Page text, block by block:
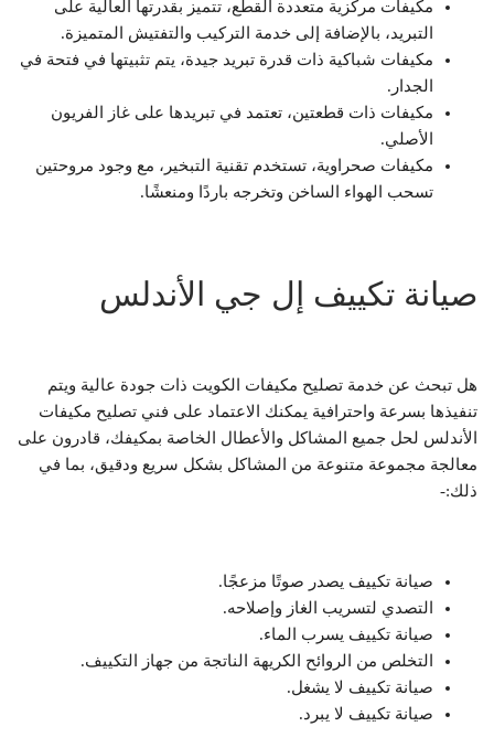
مكيفات مركزية متعددة القطع، تتميز بقدرتها العالية على
التبريد، بالإضافة إلى خدمة التركيب والتفتيش المتميزة.
مكيفات شباكية ذات قدرة تبريد جيدة، يتم تثبيتها في فتحة في
الجدار.
مكيفات ذات قطعتين، تعتمد في تبريدها على غاز الفريون
الأصلي.
مكيفات صحراوية، تستخدم تقنية التبخير، مع وجود مروحتين
تسحب الهواء الساخن وتخرجه باردًا ومنعشًا.
صيانة تكييف إل جي الأندلس
هل تبحث عن خدمة تصليح مكيفات الكويت ذات جودة عالية ويتم
تنفيذها بسرعة واحترافية يمكنك الاعتماد على فني تصليح مكيفات
الأندلس لحل جميع المشاكل والأعطال الخاصة بمكيفك، قادرون على
معالجة مجموعة متنوعة من المشاكل بشكل سريع ودقيق، بما في
ذلك:-
صيانة تكييف يصدر صوتًا مزعجًا.
التصدي لتسريب الغاز وإصلاحه.
صيانة تكييف يسرب الماء.
التخلص من الروائح الكريهة الناتجة من جهاز التكييف.
صيانة تكييف لا يشغل.
صيانة تكييف لا يبرد.